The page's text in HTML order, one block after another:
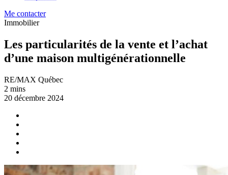
Me contacter
Immobilier
Les particularités de la vente et l’achat
d’une maison multigénérationnelle
RE/MAX Québec
2 mins
20 décembre 2024